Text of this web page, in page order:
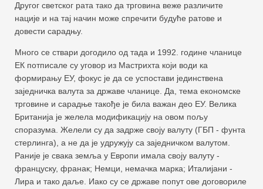
Другог светског рата тако да трговина веже различите
нације и на тај начин може спречити будуће ратове и
довести сарадњу.
Много се ствари догодило од тада и 1992. године чланице
ЕК потписале су уговор из Мастрихта који води ка
формирању ЕУ, фокус је да се успостави јединствена
заједничка валута за државе чланице. Да, тема економске
трговине и сарадње такође је била важан део ЕУ. Велика
Британија је желела модификацију на овом пољу
споразума. Желели су да задрже своју валуту (ГБП - фунта
стерлинга), а не да је удружују са заједничком валутом.
Раније је свака земља у Европи имала своју валуту -
француску, франак; Немци, немачка марка; Италијани -
Лира и тако даље. Иако су се државе попут ове договориле